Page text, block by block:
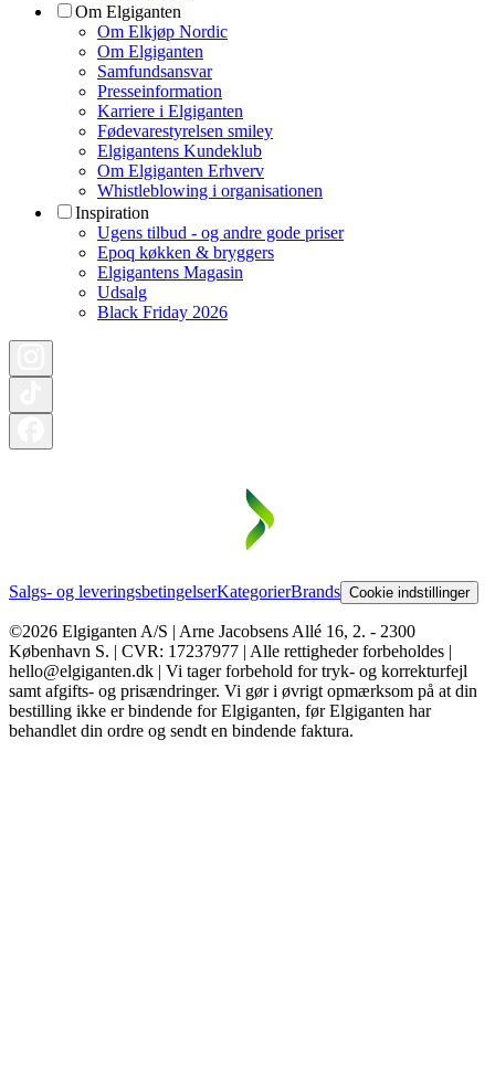
Om Elgiganten
Om Elkjøp Nordic
Om Elgiganten
Samfundsansvar
Presseinformation
Karriere i Elgiganten
Fødevarestyrelsen smiley
Elgigantens Kundeklub
Om Elgiganten Erhverv
Whistleblowing i organisationen
Inspiration
Ugens tilbud - og andre gode priser
Epoq køkken & bryggers
Elgigantens Magasin
Udsalg
Black Friday 2026
Salgs- og leveringsbetingelserKategorierBrands Cookie indstillinger
©2026 Elgiganten A/S | Arne Jacobsens Allé 16, 2. - 2300
København S. | CVR: 17237977 | Alle rettigheder forbeholdes |
hello@elgiganten.dk | Vi tager forbehold for tryk- og korrekturfejl
samt afgifts- og prisændringer. Vi gør i øvrigt opmærksom på at din
bestilling ikke er bindende for Elgiganten, før Elgiganten har
behandlet din ordre og sendt en bindende faktura.